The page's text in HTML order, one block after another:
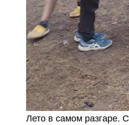
Лето в самом разгаре.